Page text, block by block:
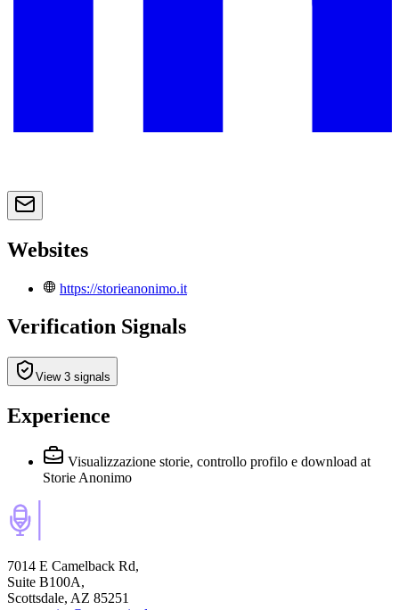
Websites
https://storieanonimo.it
Verification Signals
View 3 signals
Experience
Visualizzazione storie, controllo profilo e download at
Storie Anonimo
7014 E Camelback Rd,
Suite B100A,
Scottsdale, AZ 85251